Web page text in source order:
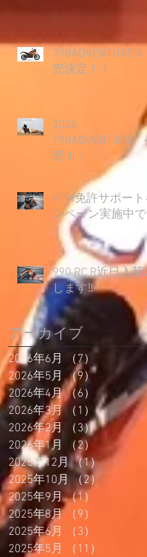
390ADVENTURE
売決定！！
2026
790ADVENTURE
売！！
KTM免許サポート
ンペーン実施中で
990 RC R近日入荷
します‼
アーカイブ
2026年6月 （7）
2026年5月 （9）9件の記
2026年4月 （6） 6件の記
2026年3月 （1）1件の記事
2026年2月
（3）3件の記事
2026年1月
（2）
2件の記事
2025年12月 （1）1件の記事
2025年10月 （2）
2025年9月 （1）
2025年8月
（9）
2025年6月
（3）
2025年5月
（11）